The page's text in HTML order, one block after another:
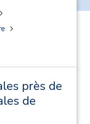
près de
de